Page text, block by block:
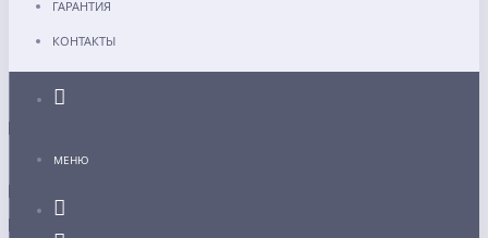
ГАРАНТИЯ
КОНТАКТЫ
МЕНЮ